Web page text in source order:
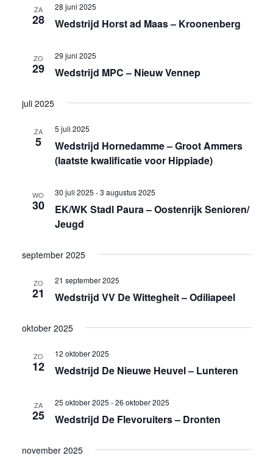
ZA
28 Wedstrijd Horst ad Maas – Kroonenberg
28 juni 2025
ZO
29 Wedstrijd MPC – Nieuw Vennep
29 juni 2025
juli 2025
ZA
5
Wedstrijd Hornedamme – Groot Ammers
(laatste kwalificatie voor Hippiade)
5 juli 2025
WO
30
EK/WK Stadl Paura – Oostenrijk Senioren/
Jeugd
30 juli 2025 -3 augustus 2025
september 2025
ZO
21 Wedstrijd VV De Wittegheit – Odiliapeel
21 september 2025
oktober 2025
ZO
12 Wedstrijd De Nieuwe Heuvel – Lunteren
12 oktober 2025
ZA
25 Wedstrijd De Flevoruiters – Dronten
25 oktober 2025 -26 oktober 2025
november 2025